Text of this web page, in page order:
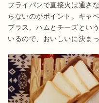
フライパンで直接火は通さ
らないのがポイント。キャ
プラス、ハムとチーズとい
いるので、おいしいに決ま